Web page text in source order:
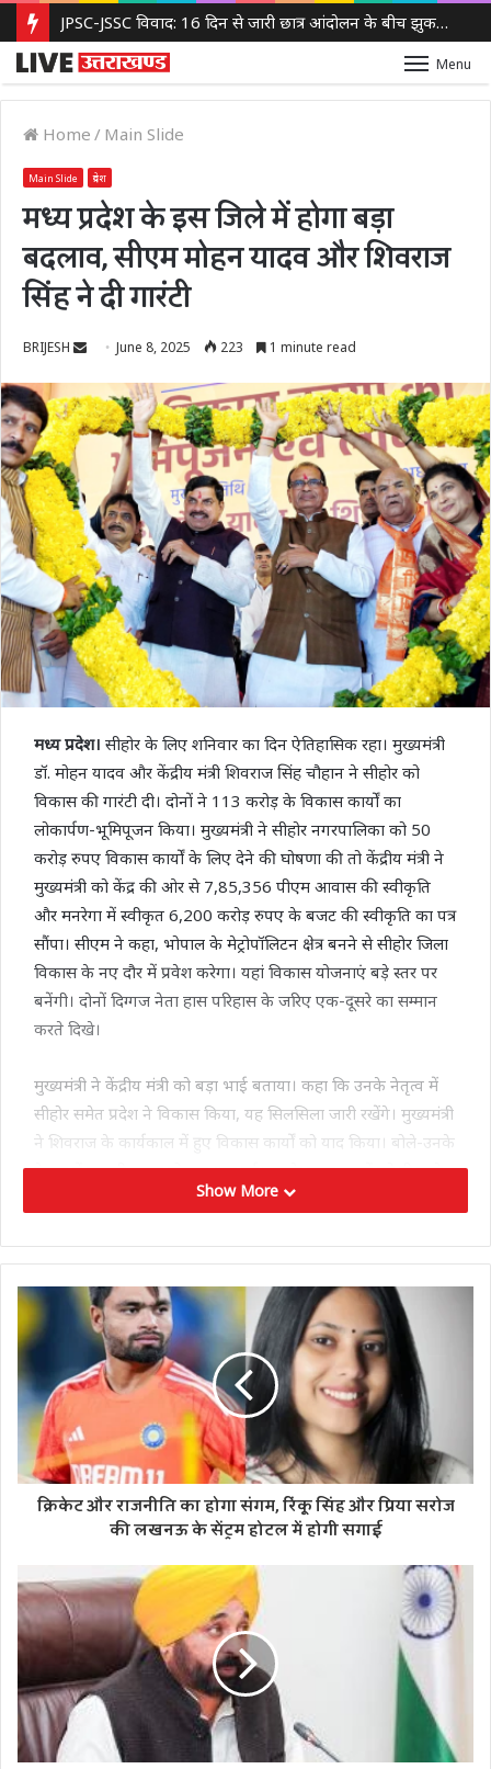
JPSC-JSSC विवाद: 16 दिन से जारी छात्र आंदोलन के बीच झुकती दिखी झारखंड सरकार, 14वीं JPSC PT रद्द करने पर विचार
Menu
Home / Main Slide
Main Slide प्रदेश
मध्य प्रदेश के इस जिले में होगा बड़ा
बदलाव, सीएम मोहन यादव और शिवराज
सिंह ने दी गारंटी
BRIJESH
Send
email
June 8, 2025 223 1 minute read
मध्य प्रदेश। सीहोर के लिए शनिवार का दिन ऐतिहासिक रहा। मुख्यमंत्री
डॉ. मोहन यादव और केंद्रीय मंत्री शिवराज सिंह चौहान ने सीहोर को
विकास की गारंटी दी। दोनों ने 113 करोड़ के विकास कार्यों का
लोकार्पण-भूमिपूजन किया। मुख्यमंत्री ने सीहोर नगरपालिका को 50
करोड़ रुपए विकास कार्यों के लिए देने की घोषणा की तो केंद्रीय मंत्री ने
मुख्यमंत्री को केंद्र की ओर से 7,85,356 पीएम आवास की स्वीकृति
और मनरेगा में स्वीकृत 6,200 करोड़ रुपए के बजट की स्वीकृति का पत्र
सौंपा। सीएम ने कहा, भोपाल के मेट्रोपॉलिटन क्षेत्र बनने से सीहोर जिला
विकास के नए दौर में प्रवेश करेगा। यहां विकास योजनाएं बड़े स्तर पर
बनेंगी। दोनों दिग्गज नेता हास परिहास के जरिए एक-दूसरे का सम्मान
करते दिखे।
मुख्यमंत्री ने केंद्रीय मंत्री को बड़ा भाई बताया। कहा कि उनके नेतृत्व में
सीहोर समेत प्रदेश ने विकास किया, यह सिलसिला जारी रखेंगे। मुख्यमंत्री
ने शिवराज के कार्यकाल में हुए विकास कार्यों को याद किया। बोले-उनके
नेतृत्व में लाड़ली बहना योजना शुरू हुई। इसके तहत बहनों को दी जाने
वाली राशि 3 हजार तक करेंगे।
के कुछ गांव नर्मदा-पार्वती लिंक परियोजना से छूट गए हैं। इसे सीएम ने
तुरंत स्वीकृति दे दी। फिर शिवराज ने कहा, मैंने संसदीय क्षेत्र में विकसित
भारत संकल्प यात्रा निकाली। सभी से अलग-अलग बात की। मीडिया में
कयास लगने लगे। आग्रह है, कयास न लगाएं। डॉ. मोहन यादव ही सीएम
हैं। मेरे लिए पार्टी का आदेश सबकुछ है। मैंने पहले प्रदेश की सेवा की,
अब देश की कर रहा हूं। अंतिम सांस तक करूंगा। सीएम डॉ. मोहन यादव
बहुत अच्छा काम कर रहे हैं। हमारा प्रयास है मान-सम्मान में कभी कमी न
आए
Show More
क्रिकेट और राजनीति का होगा संगम, रिंकू सिंह और प्रिया सरोज
की लखनऊ के सेंट्रम होटल में होगी सगाई